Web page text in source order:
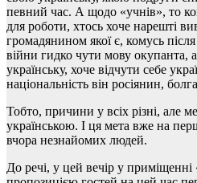
певний час. А щодо «учнів», то
для роботи, хтось хоче нарешті
громадянином якої є, комусь
війни гидко чути мову окупанта,
українську, хоче відчути себе
національність він росіянин,
Тобто, причини у всіх різні, але
українською. І ця мета вже на
вчора незнайомих людей.
До речі, у цей вечір у